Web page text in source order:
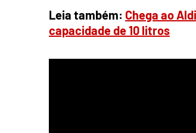
Leia também: Chega ao
capacidade de 10 litros